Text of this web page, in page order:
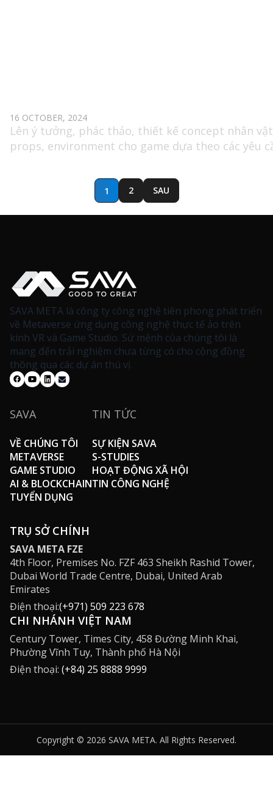
16 OCTOBER, 2024
Lên ý tưởng, phác thảo, thiết kế concept nhân
props, environment cho game dựa theo các yêu
Sáng tác artworks phục vụ cho loading screen,
splash screen, marketing artworks…
Đảm bảo tiêu chuẩn thiết kế, tuân thủ quy trình
1 2 SAU
SAVA META là công ty công nghệ tiên phong phát triển
về Metaverse ứng dụng công nghệ thực tế ảo trên
kính VR và Game Studio. Sứ mệnh của chúng tôi là
mang đến trải nghiệm chưa từng có cho cộng đồng
thông qua các dự án thú vị.
SAVA
VỀ CHÚNG TÔI
METAVERSE
GAME STUDIO
AI & BLOCKCHAIN
TUYỂN DỤNG
TIN TỨC
SỰ KIỆN SAVA
S-STUDIES
HOẠT ĐỘNG XÃ HỘI
TIN CÔNG NGHỆ
TRỤ SỞ CHÍNH
SAVA META FZE
4th Floor, Premises No. FZF 463 Sheikh Rashid Tower,
Dubai World Trade Centre, Dubai, United Arab
Emirates
Điện thoại:(+971) 509 223 678
CHI NHÁNH VIỆT NAM
Century Tower, Times City, 458 Đường Minh Khai,
Phường Vĩnh Tuy, Thành phố Hà Nội
Điện thoại: (+84) 25 8888 9999
Copyright © 2026 SAVA META. All Rights Reserved.